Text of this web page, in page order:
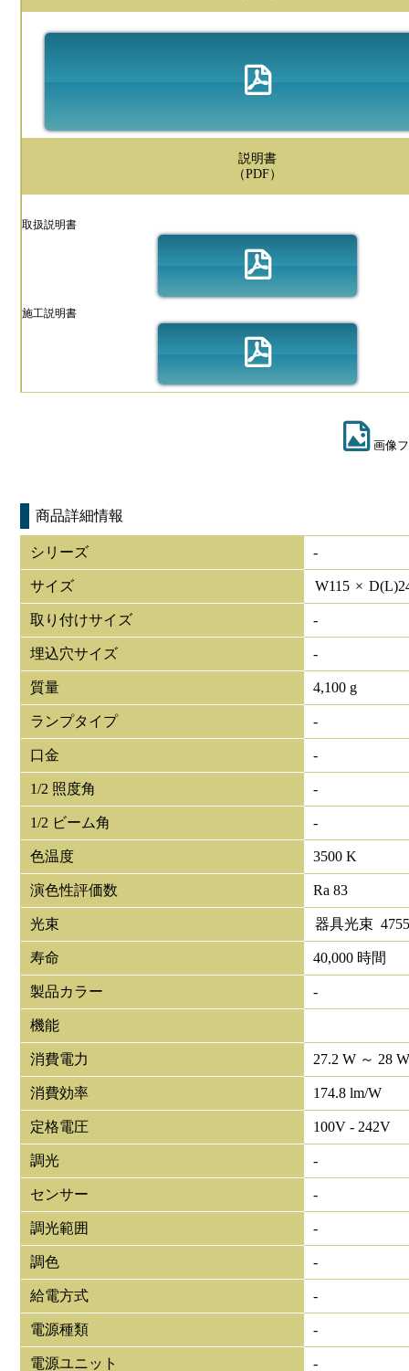
説明書
（PDF）
取扱説明書
施工説明書
画像
商品詳細情報
シリーズ -
サイズ W115 × D(L)
取り付けサイズ -
埋込穴サイズ -
質量 4,100 g
ランプタイプ -
口金 -
1/2 照度角 -
1/2 ビーム角 -
色温度 3500 K
演色性評価数 Ra 83
光束 器具光束
寿命 40,000 時間
製品カラー -
機能
消費電力 27.2 W ～ 28
消費効率 174.8 lm/W
定格電圧 100V - 242V
調光 -
センサー -
調光範囲 -
調色 -
給電方式 -
電源種類 -
電源ユニット -